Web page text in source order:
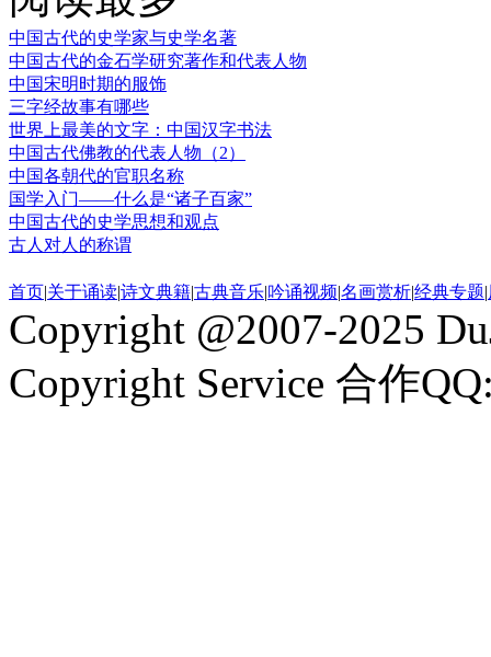
中国古代的史学家与史学名著
中国古代的金石学研究著作和代表人物
中国宋明时期的服饰
三字经故事有哪些
世界上最美的文字：中国汉字书法
中国古代佛教的代表人物（2）
中国各朝代的官职名称
国学入门——什么是“诸子百家”
中国古代的史学思想和观点
古人对人的称谓
首页|关于诵读|诗文典籍|古典音乐|吟诵视频|名画赏析|经典专题|
Copyright @2007-2025
Copyright Service 合作